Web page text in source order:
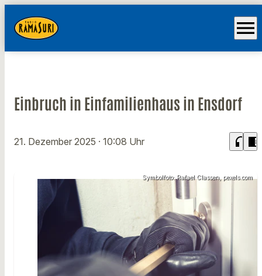
menu
Einbruch in Einfamilienhaus in Ensdorf
21. Dezember 2025 · 10:08 Uhr headphones chrome_reader_mode
Symbolfoto: Rafael Classen, pexels.com